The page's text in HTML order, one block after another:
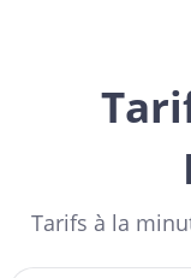
Tarifs à la